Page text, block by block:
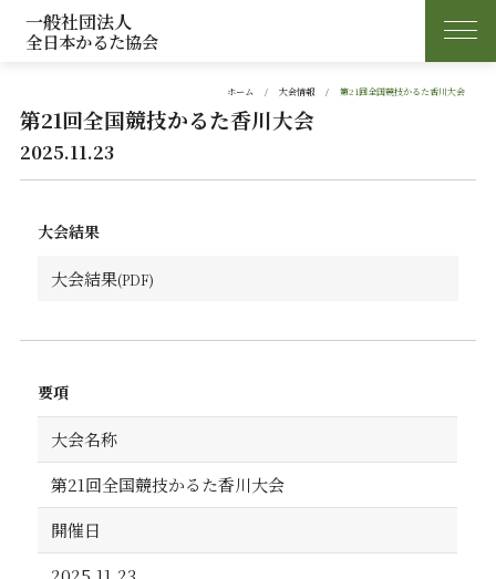
一般社団法人
全日本かるた協会
ホーム 大会情報 第21回全国競技かるた香川大会
第21回全国競技かるた香川大会
2025.11.23
大会結果
大会結果
要項
大会名称
第21回全国競技かるた香川大会
開催日